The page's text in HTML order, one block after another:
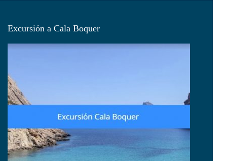
Excursión a Cala Boquer